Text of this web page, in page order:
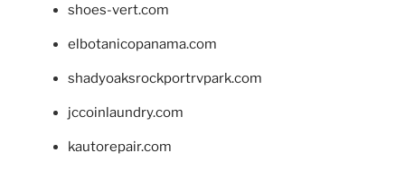
shoes-vert.com
elbotanicopanama.com
shadyoaksrockportrvpark.com
jccoinlaundry.com
kautorepair.com